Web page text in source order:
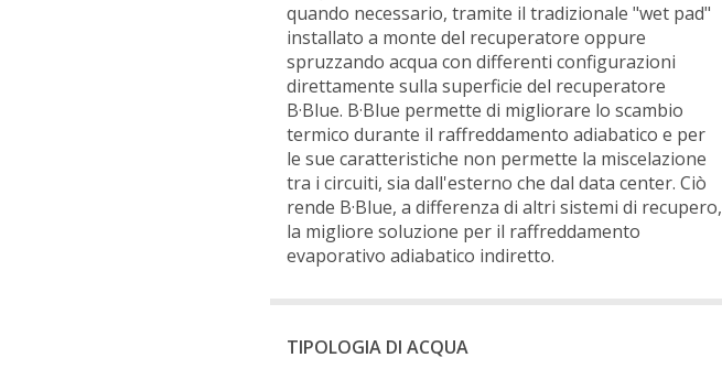
quando necessario, tramite il tradizionale "wet pad"
installato a monte del recuperatore oppure
spruzzando acqua con differenti configurazioni
direttamente sulla superficie del recuperatore
B·Blue. B·Blue permette di migliorare lo scambio
termico durante il raffreddamento adiabatico e per
le sue caratteristiche non permette la miscelazione
tra i circuiti, sia dall'esterno che dal data center. Ciò
rende B·Blue, a differenza di altri sistemi di recupero,
la migliore soluzione per il raffreddamento
evaporativo adiabatico indiretto.
TIPOLOGIA DI ACQUA